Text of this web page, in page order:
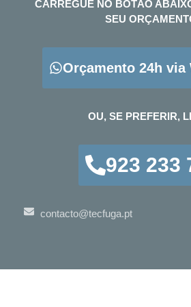
CARREGUE NO BOTÃO
SEU
Orçamento 24h via
OU, SE PREFERIR,
923 233
contacto@tecfuga.pt